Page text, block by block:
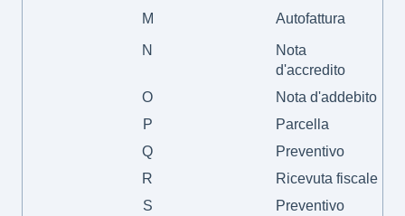
M
Autofattura
N
Nota
d'accredito
O
Nota d'addebito
P
Parcella
Q
Preventivo
R
Ricevuta fiscale
S
Preventivo